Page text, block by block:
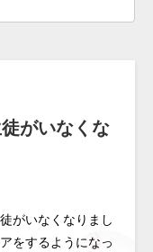
がいなくな
がいなくなりまし
をするようになっ